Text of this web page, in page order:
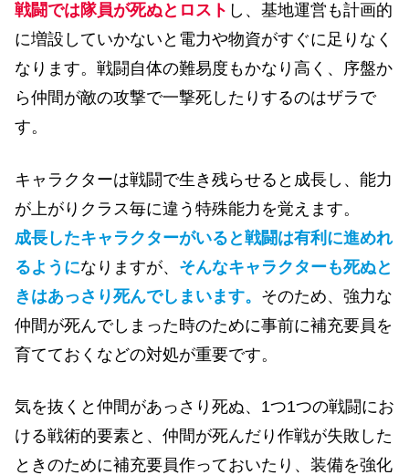
戦闘では隊員が死ぬとロスト し、基地運営も計画的
に増設していかないと電力や物資がすぐに足りなく
なります。 戦闘自体の難易度もかなり高く、序盤か
ら仲間が敵の攻撃で一撃死したりするのはザラで
す。
キャラクターは戦闘で生き残らせると成長し、能力
が上がりクラス毎に違う特殊能力を覚えます。
成長したキャラクターがいると戦闘は有利に進めれ
るようになりますが、 そんなキャラクターも死ぬと
きはあっさり死んでしまいます。 そのため、強力な
仲間が死んでしまった時のために事前に補充要員を
育てておくなどの対処が重要です。
気を抜くと仲間があっさり死ぬ、1つ1つの戦闘にお
ける戦術的要素と、仲間が死んだり作戦が失敗した
ときのために補充要員作っておいたり、装備を強化